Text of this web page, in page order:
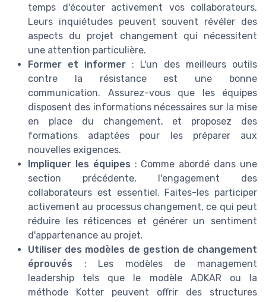
temps d'écouter activement vos collaborateurs.
Leurs inquiétudes peuvent souvent révéler des
aspects du projet changement qui nécessitent
une attention particulière.
Former et informer : L'un des meilleurs outils
contre la résistance est une bonne
communication. Assurez-vous que les équipes
disposent des informations nécessaires sur la mise
en place du changement, et proposez des
formations adaptées pour les préparer aux
nouvelles exigences.
Impliquer les équipes : Comme abordé dans une
section précédente, l'engagement des
collaborateurs est essentiel. Faites-les participer
activement au processus changement, ce qui peut
réduire les réticences et générer un sentiment
d'appartenance au projet.
Utiliser des modèles de gestion de changement
éprouvés : Les modèles de management
leadership tels que le modèle ADKAR ou la
méthode Kotter peuvent offrir des structures